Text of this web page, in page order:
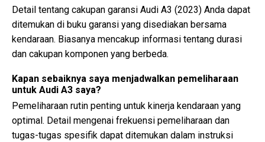
Detail tentang cakupan garansi Audi A3 (2023) Anda dapat
ditemukan di buku garansi yang disediakan bersama
kendaraan. Biasanya mencakup informasi tentang durasi
dan cakupan komponen yang berbeda.
Kapan sebaiknya saya menjadwalkan pemeliharaan
untuk Audi A3 saya?
Pemeliharaan rutin penting untuk kinerja kendaraan yang
optimal. Detail mengenai frekuensi pemeliharaan dan
tugas-tugas spesifik dapat ditemukan dalam instruksi